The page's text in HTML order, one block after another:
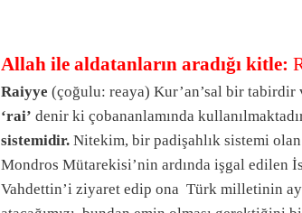
Allah ile aldatanların aradığı kitle:
Raiyye (çoğulu: reaya) Kur’an’sal bir tabirdir
‘rai’ denir ki çobananlamında
sistemidir. Nitekim, bir padişahlık sistemi olan
Mondros Mütarekisi’nin ardında işgal edilen
Vahdettin’i ziyaret edip ona Türk milletinin